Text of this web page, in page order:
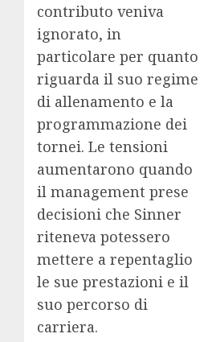
contributo veniva
ignorato, in
particolare per quanto
riguarda il suo regime
di allenamento e la
programmazione dei
tornei. Le tensioni
aumentarono quando
il management prese
decisioni che Sinner
riteneva potessero
mettere a repentaglio
le sue prestazioni e il
suo percorso di
carriera.